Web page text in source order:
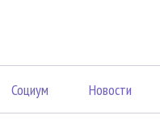
Социум Новости